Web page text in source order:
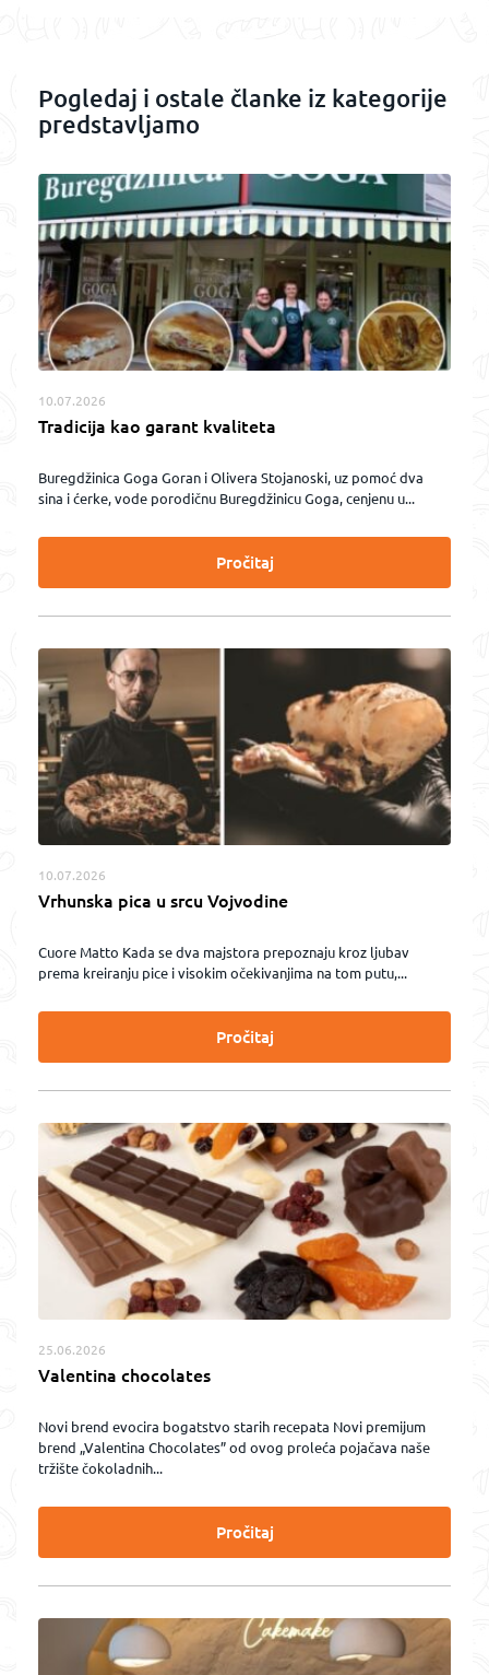
Pogledaj i ostale članke iz kategorije
predstavljamo
10.07.2026
Tradicija kao garant kvaliteta
Buregdžinica Goga Goran i Olivera Stojanoski, uz pomoć dva
sina i ćerke, vode porodičnu Buregdžinicu Goga, cenjenu u...
Pročitaj
10.07.2026
Vrhunska pica u srcu Vojvodine
Cuore Matto Kada se dva majstora prepoznaju kroz ljubav
prema kreiranju pice i visokim očekivanjima na tom putu,...
Pročitaj
25.06.2026
Valentina chocolates
Novi brend evocira bogatstvo starih recepata Novi premijum
brend „Valentina Chocolates” od ovog proleća pojačava naše
tržište čokoladnih...
Pročitaj